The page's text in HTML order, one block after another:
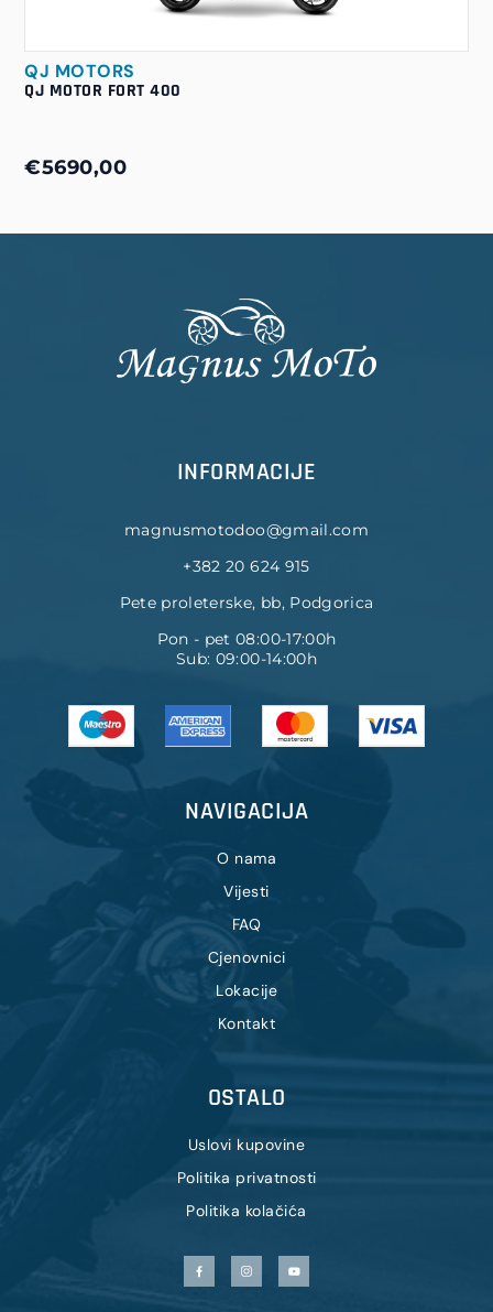
QJ MOTORS
QJ MOTOR FORT 400
€5690,00
NAVIGACIJA
O nama
Vijesti
FAQ
Cjenovnici
Lokacije
Kontakt
INFORMACIJE
magnusmotodoo@gmail.com
+382 20 624 915
Pete proleterske, bb, Podgorica
Pon - pet 08:00-17:00h
Sub: 09:00-14:00h
OSTALO
Uslovi kupovine
Politika privatnosti
Politika kolačića